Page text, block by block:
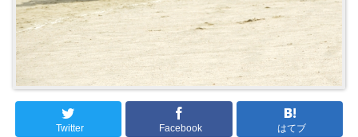
Twitter Facebook はてブ